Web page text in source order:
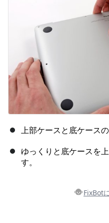
上部ケースと底ケース
ゆっくりと底ケースを
す。
FixBot